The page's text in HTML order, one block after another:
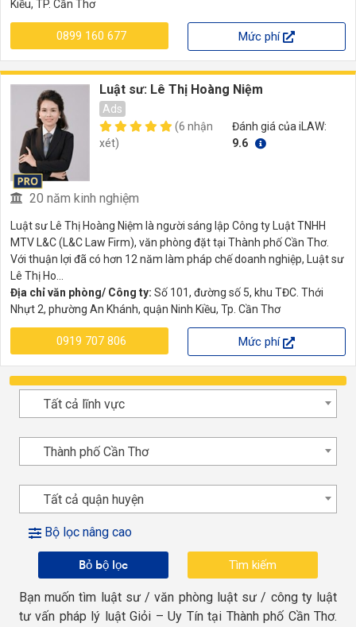
Kiều, TP. Cần Thơ
0899 160 677 Mức phí
Luật sư: Lê Thị Hoàng Niệm
Ads
(6 nhận
xét)
Đánh giá của iLAW:
9.6
20 năm kinh nghiệm
Luật sư Lê Thị Hoàng Niệm là người sáng lập Công ty Luật TNHH
MTV L&C (L&C Law Firm), văn phòng đặt tại Thành phố Cần Thơ.
Với thuận lợi đã có hơn 12 năm làm pháp chế doanh nghiệp, Luật sư
Lê Thị Ho...
Địa chỉ văn phòng/ Công ty: Số 101, đường số 5, khu TĐC. Thới
Nhựt 2, phường An Khánh, quận Ninh Kiều, Tp. Cần Thơ
0919 707 806 Mức phí
Tất cả lĩnh vực
Thành phố Cần Thơ
Tất cả quận huyện
Bộ lọc nâng cao
Bỏ bộ lọc
Bạn muốn tìm luật sư / văn phòng luật sư / công ty luật
tư vấn pháp lý luật Giỏi – Uy Tín tại Thành phố Cần Thơ.